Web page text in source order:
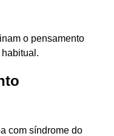
o pensamento
com síndrome do